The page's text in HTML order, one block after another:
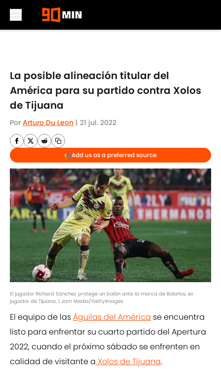
La posible alineación titular del
América para su partido contra Xolos
de Tijuana
Por Arturo Du Leon | 21 jul. 2022
Add us as a preferred source
El jugador Richard Sánchez protege un balón ante la marca de Bolaños, ex
jugador de Tijuana. | Jam Media/GettyImages
El equipo de lasÁguilas del América se encuentra
listo para enfrentar su cuarto partido del Apertura
2022, cuando el próximo sábado se enfrenten en
calidad de visitante a Xolos de Tijuana.